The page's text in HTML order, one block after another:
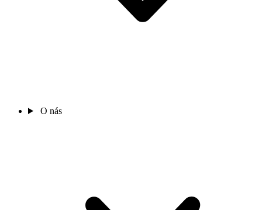
O nás